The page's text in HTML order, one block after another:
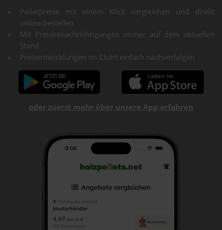
Pelletpreise mit einem Klick vergleichen und direkt
online bestellen
Mit Preisbenachrichtigungen immer auf dem aktuellen
Stand
Preisentwicklungen im Chart einfach nachverfolgen
oder zuerst mehr über unsere App erfahren